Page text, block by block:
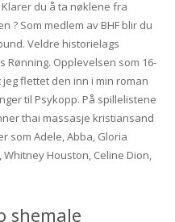
du å ta nøklene fra
? Som medlem av BHF blir du
Veldre historielags
Opplevelsen som 16-
flettet den inn i min roman
til Psykopp. På spillelistene
thai massasje kristiansand
som Adele, Abba, Gloria
Houston, Celine Dion,
shemale